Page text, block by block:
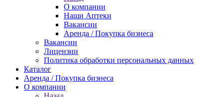
О компании
Наши Аптеки
Вакансии
Аренда / Покупка бизнеса
Вакансии
Лицензии
Политика обработки персональных данных
Каталог
Аренда / Покупка бизнеса
О компании